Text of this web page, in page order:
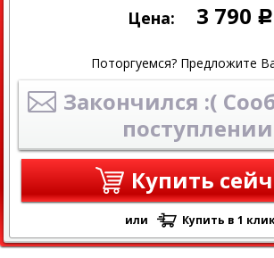
Цена: 3 790 Р
Поторгуемся? Предложите
Закончился :(
поступлении
Купить
или Купить в 1